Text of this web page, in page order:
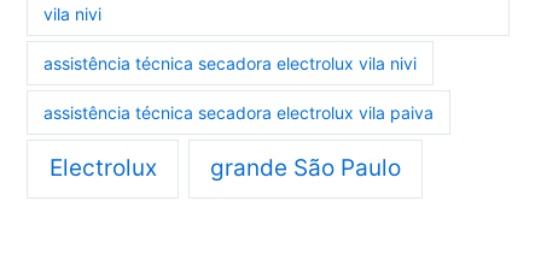
vila nivi
assistência técnica secadora electrolux vila nivi
assistência técnica secadora electrolux vila paiva
Electrolux grande São Paulo